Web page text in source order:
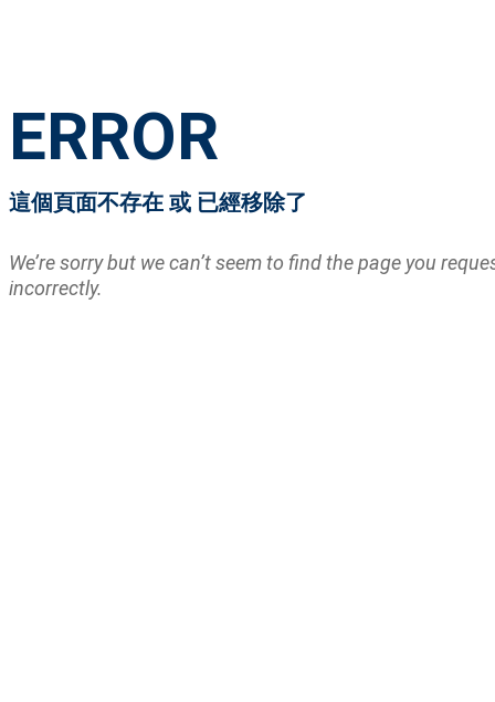
ERROR
這個頁面不存在 或 已經移除了
We’re sorry but we can’t seem to find the page you
incorrectly.